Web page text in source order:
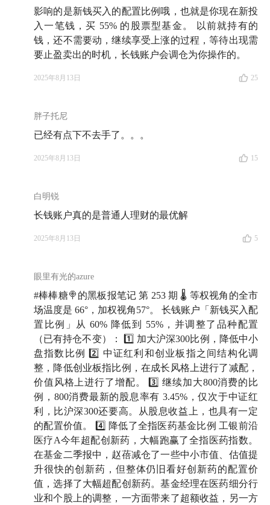
影响的是新钱买入的配置比例哦，也就是你现在新投
入一笔钱，买 55% 的股票型基金。 以前就持有的
钱，还不需要动，继续享受上涨的过程，等待出现需
要止盈卖出的时机，长钱账户会调仓为你操作的。
2025年8月13日 25
胖子托尼
已经有点下不去手了。。。
2025年8月13日 15
白明锐
长钱账户真的是普通人理财的最优解
2025年8月13日 5
眼里有光的azure
#棒棒糖🍭的黑板报笔记 第 253 期 🌡 等权视角的全市
场温度是 66°，加权视角57°。 长钱账户「新钱买入配
置比例」从 60% 降低到 55%，并调整了品种配置
（已有持仓不变）： 1️⃣ 加大沪深300比例，降低中小
盘指数比例 2️⃣ 中证红利和创业板指之间结构化调
整，降低创业板指比例，在成长风格上进行了减配，
价值风格上进行了增配。 3️⃣ 继续加大800消费的比
例，800消费最新的股息率有 3.45%，仅次于中证红
利，比沪深300还要高。从股息收益上，也具有一定
的配置价值。 4️⃣ 降低了全指医药基金比例 工银前沿
医疗A今年超配创新药，大幅跑赢了全指医药指数。
在基金二季报中，赵蓓减仓了一些中小市值、估值提
升很快的创新药，但整体仍旧看好创新药的配置价
值，选择了大幅超配创新药。基金经理在医药细分行
业和个股上的调整，一方面带来了超额收益，另一方